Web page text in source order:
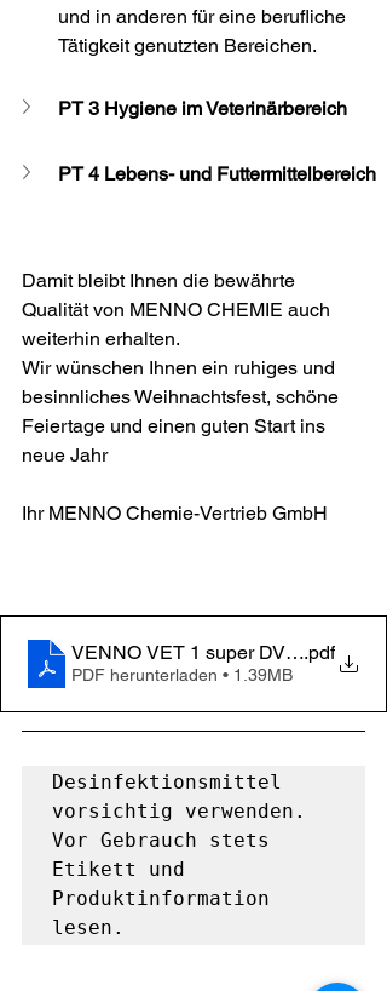
und in anderen für eine berufliche
Tätigkeit genutzten Bereichen.
PT 3 Hygiene im Veterinärbereich
PT 4 Lebens- und Futtermittelbereich
Damit bleibt Ihnen die bewährte
Qualität von MENNO CHEMIE auch
weiterhin erhalten.
Wir wünschen Ihnen ein ruhiges und
besinnliches Weihnachtsfest, schöne
Feiertage und einen guten Start ins
neue Jahr
Ihr MENNO Chemie-Vertrieb GmbH
VENNO VET 1 super DVG Listung
.pdf
PDF herunterladen • 1.39MB
Desinfektionsmittel
vorsichtig verwenden.
Vor Gebrauch stets
Etikett und
Produktinformation
lesen.